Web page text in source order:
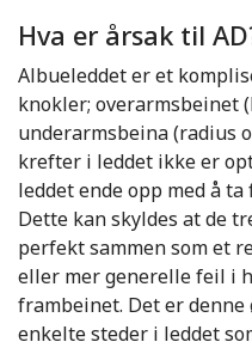
Hva er årsak til
Albueleddet er et
knokler; overarmsbeinet
underarmsbeina (radius
krefter i leddet ikke er
leddet ende opp med å
Dette kan skyldes at de
perfekt sammen som et
eller mer generelle feil i
frambeinet. Det er
enkelte steder i leddet